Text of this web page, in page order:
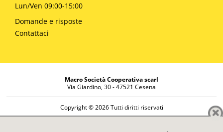
Lun/Ven 09:00-15:00
Domande e risposte
Contattaci
Macro Società Cooperativa scarl
Via Giardino, 30 - 47521 Cesena
Copyright © 2026 Tutti diritti riservati